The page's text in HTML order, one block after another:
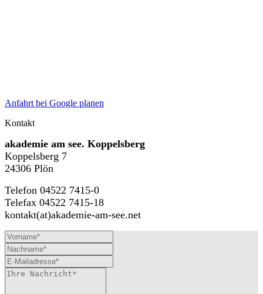
Anfahrt bei Google planen
Kontakt
akademie am see. Koppelsberg
Koppelsberg 7
24306 Plön
Telefon 04522 7415-0
Telefax 04522 7415-18
kontakt(at)akademie-am-see.net